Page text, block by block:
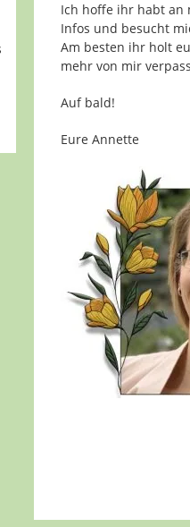
Ich hoffe ihr habt an
Infos und besucht
Am besten ihr holt
mehr von mir
Auf bald!
Eure Annette